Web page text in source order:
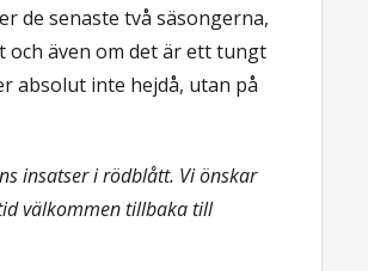
de senaste två säsongerna,
och även om det är ett tungt
absolut inte hejdå, utan på
insatser i rödblått. Vi önskar
välkommen tillbaka till